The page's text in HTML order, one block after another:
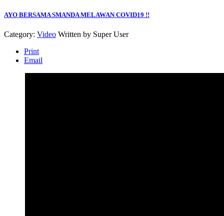
AYO BERSAMA SMANDA MELAWAN COVID19 !!
Category: Video Written by Super User
Print
Email